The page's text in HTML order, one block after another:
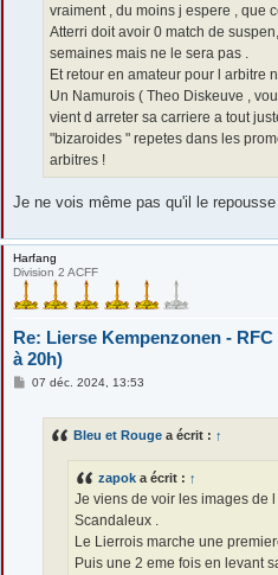
vraiment , du moins j espere , que
Atterri doit avoir 0 match de
semaines mais ne le sera pas .
Et retour en amateur pour l arbitre
Un Namurois ( Theo Diskeuve ,
vient d arreter sa carriere a tout
"bizaroides " repetes dans les
arbitres !
Je ne vois même pas qu'il le
Harfang
Division 2 ACFF
Re: Lierse Kempenzonen -
à 20h)
M07 déc. 2024, 13:53
Bleu et Rouge a écrit : ↑
zapok a écrit : ↑
Je viens de voir les images de
Scandaleux .
Le Lierrois marche une
Puis une 2 eme fois en levant